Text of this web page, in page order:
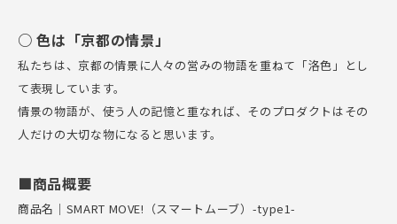
○ 色は「京都の情景」
私たちは、京都の情景に人々の営みの物語を重ねて「洛色」とし
て表現しています。
情景の物語が、使う人の記憶と重なれば、そのプロダクトはその
人だけの大切な物になると思います。
■商品概要
商品名｜SMART MOVE!（スマートムーブ）-type1-